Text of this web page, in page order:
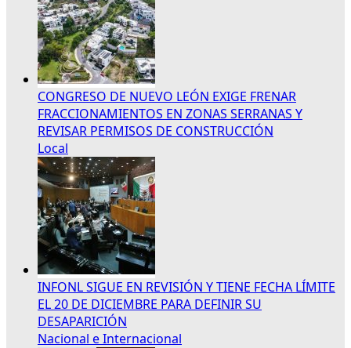
CONGRESO DE NUEVO LEÓN EXIGE FRENAR
FRACCIONAMIENTOS EN ZONAS SERRANAS Y
REVISAR PERMISOS DE CONSTRUCCIÓN
Local
INFONL SIGUE EN REVISIÓN Y TIENE FECHA LÍMITE
EL 20 DE DICIEMBRE PARA DEFINIR SU
DESAPARICIÓN
Nacional e Internacional